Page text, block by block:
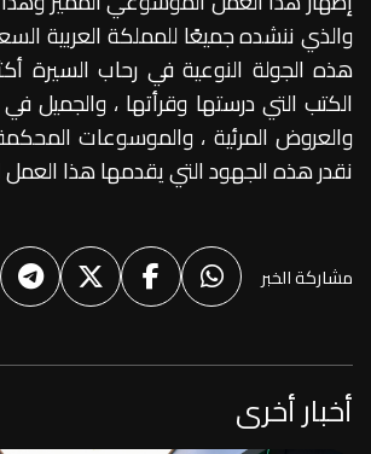
والذي ننشده جميعًا للمملكة العربية
هذه الجولة النوعية في رحاب السيرة
الكتب التي درستها وقرأتها ، والجميل في
والعروض المرئية ، والموسوعات
نقدر هذه الجهود التي يقدمها هذا
مشاركة الخبر
أخبار أخرى